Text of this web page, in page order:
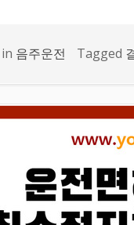
음주운전 Tagged